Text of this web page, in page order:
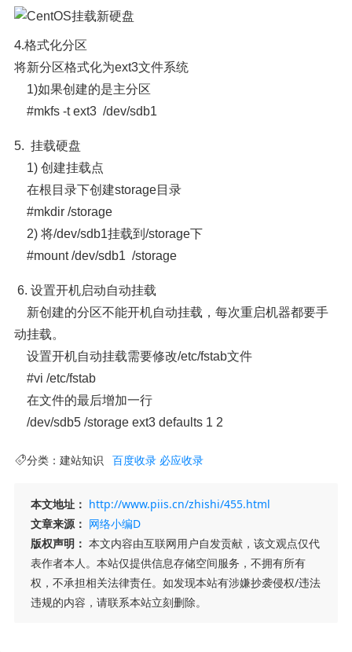
4.格式化分区
将新分区格式化为ext3文件系统
1)如果创建的是主分区
#mkfs -t ext3 /dev/sdb1
5. 挂载硬盘
1) 创建挂载点
在根目录下创建storage目录
#mkdir /storage
2) 将/dev/sdb1挂载到/storage下
#mount /dev/sdb1 /storage
6. 设置开机启动自动挂载
新创建的分区不能开机自动挂载，每次重启机器都要手
动挂载。
设置开机自动挂载需要修改/etc/fstab文件
#vi /etc/fstab
在文件的最后增加一行
/dev/sdb5 /storage ext3 defaults 1 2
分类： 建站知识 百度收录 必应收录
本文地址： http://www.piis.cn/zhishi/455.html
文章来源： 网络小编D
版权声明： 本文内容由互联网用户自发贡献，该文观点仅代
表作者本人。本站仅提供信息存储空间服务，不拥有所有
权，不承担相关法律责任。如发现本站有涉嫌抄袭侵权/违法
违规的内容，请联系本站立刻删除。